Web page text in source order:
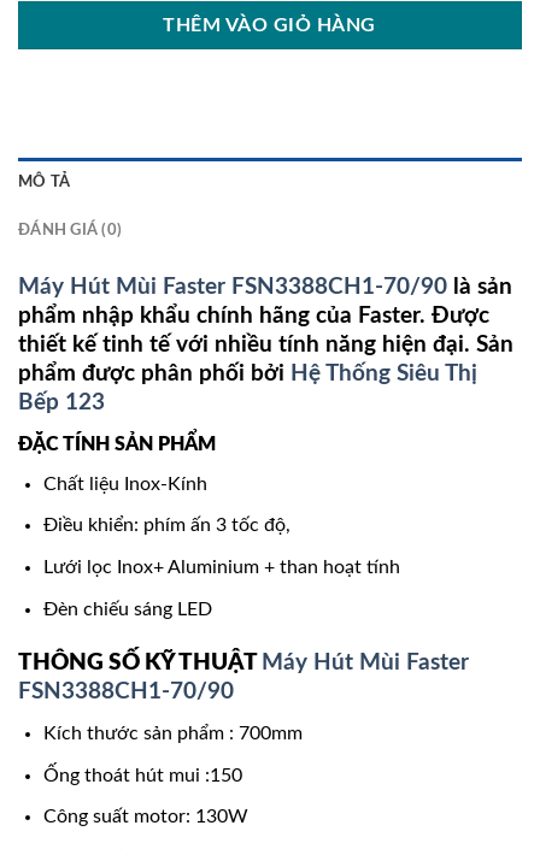
THÊM VÀO GIỎ HÀNG
MÔ TẢ
ĐÁNH GIÁ (0)
Máy Hút Mùi Faster FSN3388CH1-70/90 là sản
phẩm nhập khẩu chính hãng của Faster. Được
thiết kế tinh tế với nhiều tính năng hiện đại. Sản
phẩm được phân phối bởi Hệ Thống Siêu Thị
Bếp 123
ĐẶC TÍNH SẢN PHẨM
Chất liệu Inox-Kính
Điều khiển: phím ấn 3 tốc độ,
Lưới lọc Inox+ Aluminium + than hoạt tính
Đèn chiếu sáng LED
THÔNG SỐ KỸ THUẬT Máy Hút Mùi Faster
FSN3388CH1-70/90
Kích thước sản phẩm : 700mm
Ống thoát hút mui :150
Công suất motor: 130W